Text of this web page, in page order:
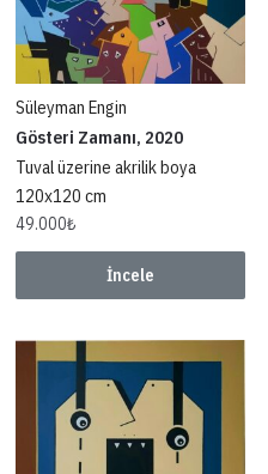
Süleyman Engin
Gösteri Zamanı, 2020
Tuval üzerine akrilik boya
120x120 cm
49.000₺
İncele